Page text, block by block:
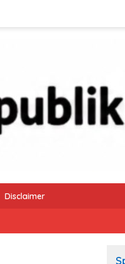
Disclaimer